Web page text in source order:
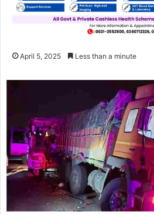
April 5, 2025 Less than a minute